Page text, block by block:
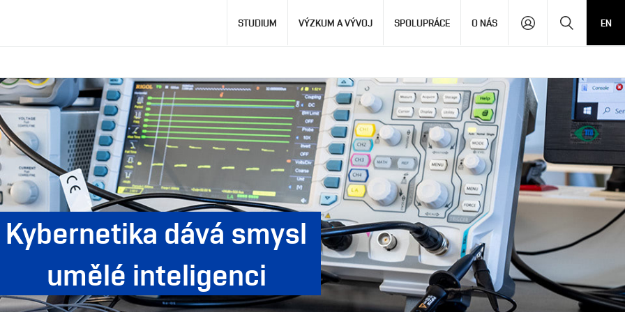
STUDIUM VÝZKUM A VÝVOJ SPOLUPRÁCE O NÁS EN
Kybernetika dává smysl
umělé inteligenci